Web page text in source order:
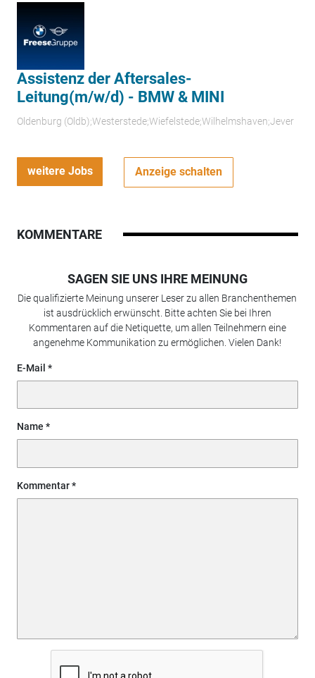
Assistenz der Aftersales-
Leitung(m/w/d) - BMW & MINI
Oldenburg (Oldb);Westerstede;Wiefelstede;Wilhelmshaven;Jever
weitere Jobs Anzeige schalten
KOMMENTARE
SAGEN SIE UNS IHRE MEINUNG
Die qualifizierte Meinung unserer Leser zu allen Branchenthemen
ist ausdrücklich erwünscht. Bitte achten Sie bei Ihren
Kommentaren auf die Netiquette, um allen Teilnehmern eine
angenehme Kommunikation zu ermöglichen. Vielen Dank!
E-Mail
Name
Kommentar